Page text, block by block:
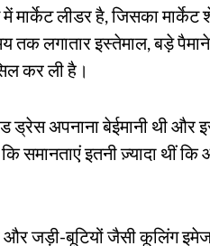
मार्केट लीडर है, जिसका
लगातार इस्तेमाल, बड़े पैमाने
कर ली है।
ड्रेस अपनाना बेईमानी थी
कि समानताएं इतनी ज़्यादा
और जड़ी-बूटियों जैसी कूलिंग